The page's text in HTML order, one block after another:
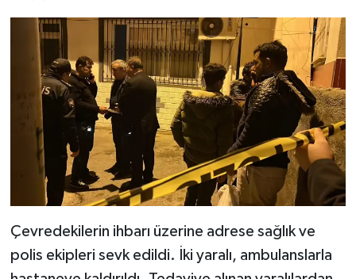
Çevredekilerin ihbarı üzerine adrese sağlık ve
polis ekipleri sevk edildi. İki yaralı, ambulanslarla